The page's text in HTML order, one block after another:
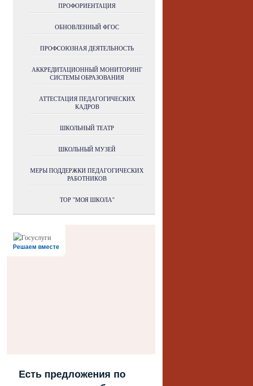
ПРОФОРИЕНТАЦИЯ
ОБНОВЛЕННЫЙ ФГОС
ПРОФСОЮЗНАЯ ДЕЯТЕЛЬНОСТЬ
АККРЕДИТАЦИОННЫЙ МОНИТОРИНГ
СИСТЕМЫ ОБРАЗОВАНИЯ
АТТЕСТАЦИЯ ПЕДАГОГИЧЕСКИХ
КАДРОВ
ШКОЛЬНЫЙ ТЕАТР
ШКОЛЬНЫЙ МУЗЕЙ
МЕРЫ ПОДДЕРЖКИ ПЕДАГОГИЧЕСКИХ
РАБОТНИКОВ
ТОР "МОЯ ШКОЛА"
Решаем вместе
Есть предложения по